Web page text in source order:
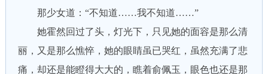
那少女道：“不知道……我不知道……”
她霍然回过了头，灯光下，只见她的面容是那么清
丽，又是那么憔悴，她的眼睛虽已哭红，虽然充满了悲
痛，却还是能瞪得大大的，瞧着俞佩玉，眼色也还是那